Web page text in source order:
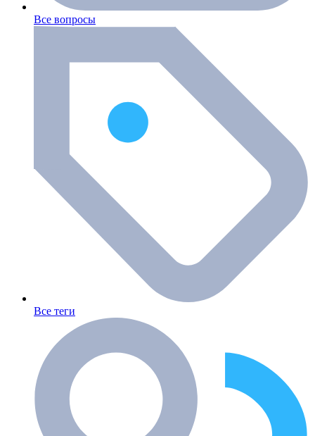
Все вопросы
Все теги